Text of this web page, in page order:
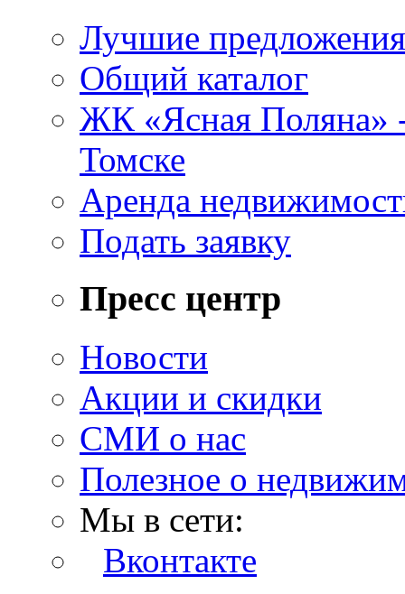
Лучшие предложения
Общий каталог
ЖК «Ясная Поляна»
Томске
Аренда
Подать заявку
Пресс центр
Новости
Акции и скидки
СМИ о нас
Полезное о
Мы в сети:
Вконтакте